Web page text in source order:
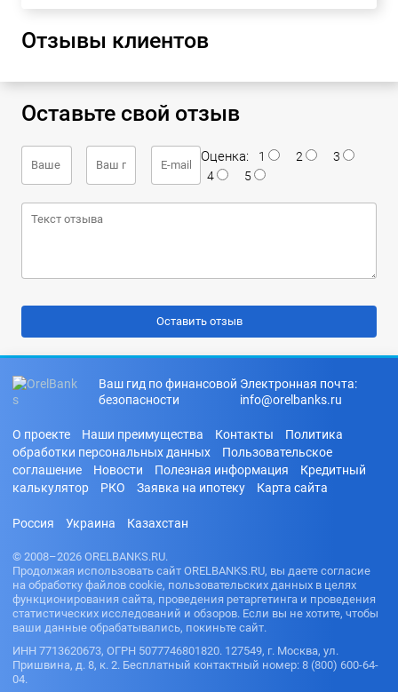
Отзывы клиентов
Оставьте свой отзыв
Оценка: 1 2
3
4
5
Ваш гид по финансовой
безопасности
Электронная почта:
info@orelbanks.ru
О проекте Наши преимущества Контакты
Политика
обработки персональных данных
Пользовательское
соглашение
Новости Полезная информация
Кредитный
калькулятор
РКО Заявка на ипотеку Карта сайта
Россия Украина Казахстан
© 2008–2026 ORELBANKS.RU.
Продолжая использовать сайт ORELBANKS.RU, вы даете согласие
на обработку файлов cookie, пользовательских данных в целях
функционирования сайта, проведения ретаргетинга и проведения
статистических исследований и обзоров. Если вы не хотите, чтобы
ваши данные обрабатывались, покиньте сайт.
ИНН 7713620673, ОГРН 5077746801820. 127549, г. Москва, ул.
Пришвина, д. 8, к. 2. Бесплатный контактный номер: 8 (800) 600-64-
04.